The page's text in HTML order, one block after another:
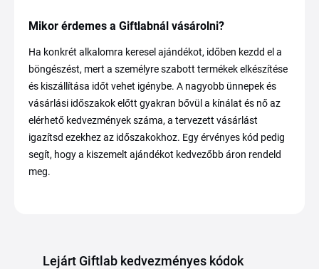
Mikor érdemes a Giftlabnál vásárolni?
Ha konkrét alkalomra keresel ajándékot, időben kezdd el a
böngészést, mert a személyre szabott termékek elkészítése
és kiszállítása időt vehet igénybe. A nagyobb ünnepek és
vásárlási időszakok előtt gyakran bővül a kínálat és nő az
elérhető kedvezmények száma, a tervezett vásárlást
igazítsd ezekhez az időszakokhoz. Egy érvényes kód pedig
segít, hogy a kiszemelt ajándékot kedvezőbb áron rendeld
meg.
Lejárt Giftlab kedvezményes kódok